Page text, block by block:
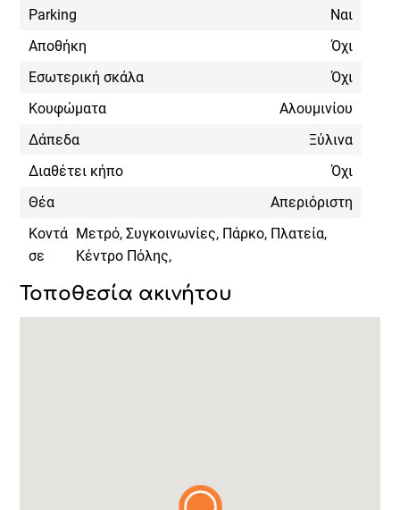
Parking
Ναι
Αποθήκη
Όχι
Εσωτερική σκάλα
Όχι
Κουφώματα
Αλουμινίου
Δάπεδα
Ξύλινα
Διαθέτει κήπο
Όχι
Θέα
Απεριόριστη
Κοντά
σε
Μετρό, Συγκοινωνίες, Πάρκο, Πλατεία,
Κέντρο Πόλης,
Τοποθεσία ακινήτου